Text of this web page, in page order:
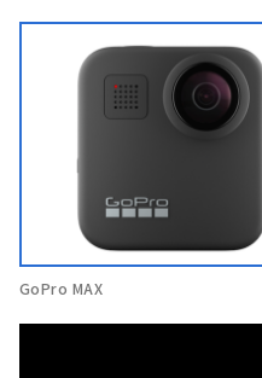
GoPro MAX